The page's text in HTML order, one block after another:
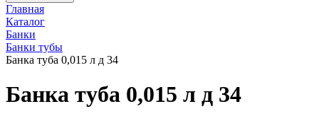
Главная
Каталог
Банки
Банки тубы
Банка туба 0,015 л д 34
Банка туба 0,015 л д 34